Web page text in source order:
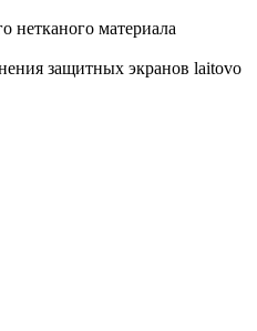
нетканого материала
защитных экранов laitovo